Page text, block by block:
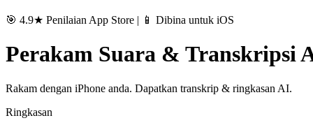
🎯 4.9★ Penilaian App Store | 📱 Dibina untuk iOS
Perakam Suara & Transkripsi
Rakam dengan iPhone anda. Dapatkan transkrip & ringkasan AI.
Ringkasan